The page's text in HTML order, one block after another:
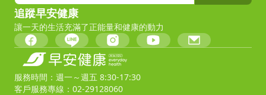
追蹤早安健康
讓一天的生活充滿了正能量和健康的動力
服務時間：週一～週五 8:30-17:30
客戶服務專線：02-29128060